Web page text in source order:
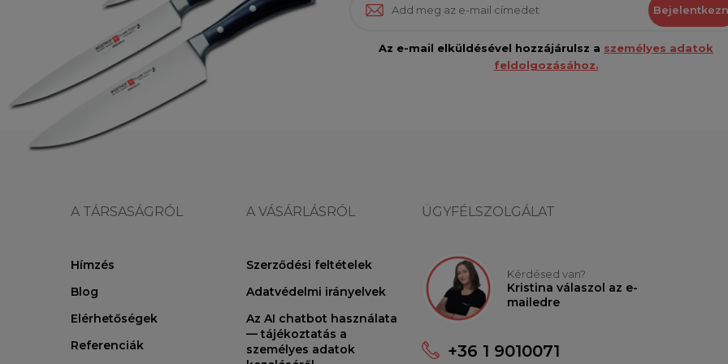
Az e-mail elküldésével hozzájárulsz a személyes adatok
feldolgozásához.
A TÁRSASÁGRÓL
Hímzés
Blog
Elérhetőségek
Referenciák
A VÁSÁRLÁSRÓL
Szerződési feltételek
Adatvédelmi irányelvek
Az AI chatbot használata
— tájékoztatás a
személyes adatok
ÜGYFÉLSZOLGÁLAT
Kérdésed van?
Kristina válaszol az e-
mailedre
+36 1 9010071